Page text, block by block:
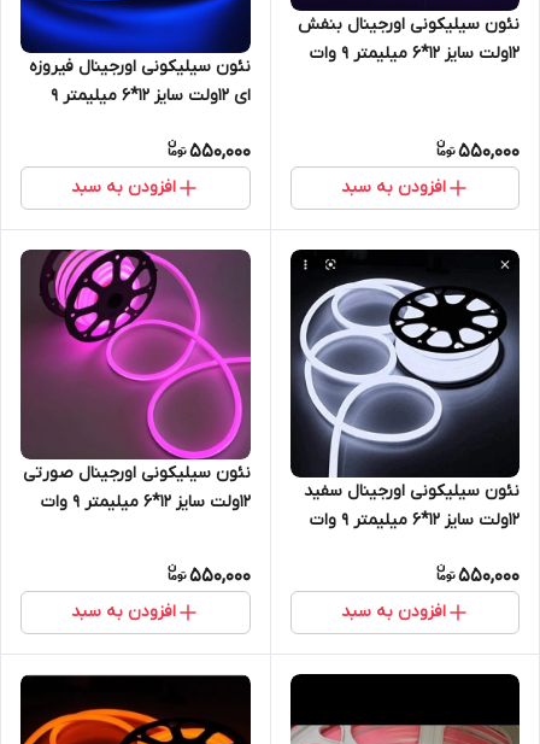
نئون سیلیکونی اورجینال بنفش
12ولت سایز 12*6 میلیمتر 9 وات
550,000
افزودن به سبد
نئون سیلیکونی اورجینال فیروزه
ای 12ولت سایز 12*6 میلیمتر 9
550,000
افزودن به سبد
نئون سیلیکونی اورجینال سفید
12ولت سایز 12*6 میلیمتر 9 وات
550,000
افزودن به سبد
نئون سیلیکونی اورجینال صورتی
12ولت سایز 12*6 میلیمتر 9 وات
550,000
افزودن به سبد